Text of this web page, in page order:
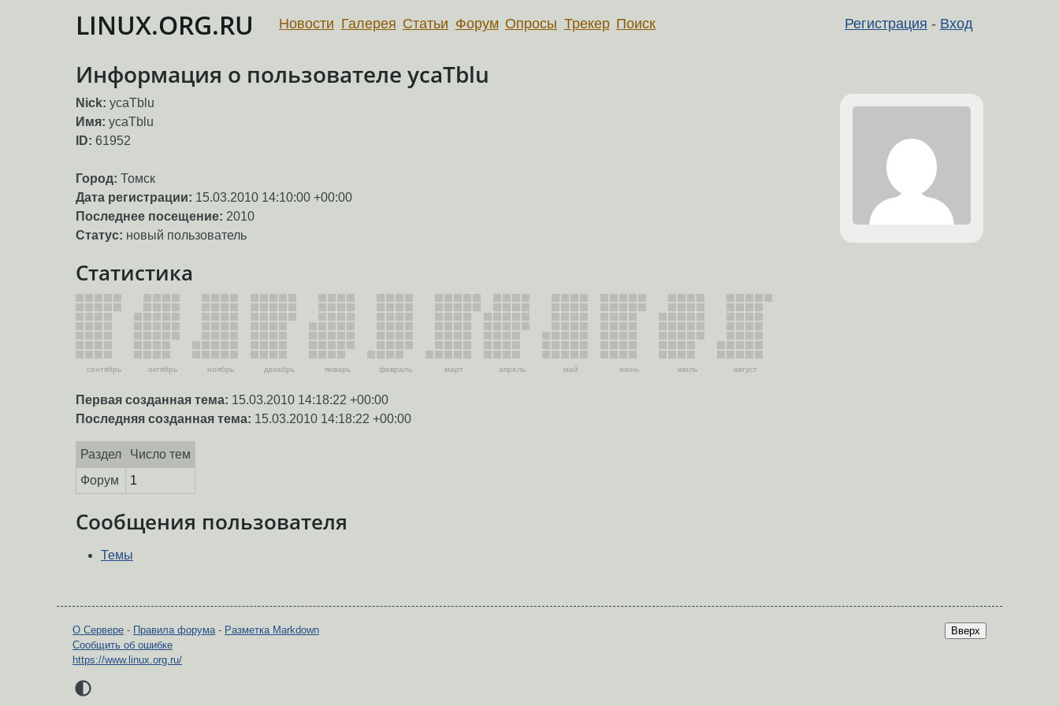
LINUX.ORG.RU Регистрация - Вход
Новости Галерея Статьи Форум Опросы Трекер Поиск
Информация о пользователе ycaTblu
Nick: ycaTblu
Имя: ycaTblu
ID: 61952
Город: Томск
Дата регистрации: 15.03.2010 14:10:00 +00:00
Последнее посещение: 2010
Статус: новый пользователь
Статистика
сентябрь октябрь ноябрь декабрь январь февраль март апрель май июнь июль август
Первая созданная тема: 15.03.2010 14:18:22 +00:00
Последняя созданная тема: 15.03.2010 14:18:22 +00:00
Раздел
Число тем
Форум
1
Сообщения пользователя
Темы
Вверх
О Сервере - Правила форума- Разметка Markdown
Сообщить об ошибке
https://www.linux.org.ru/